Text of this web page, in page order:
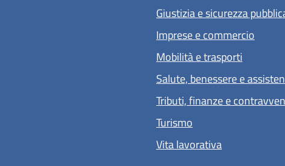
Giustizia e sicurezza
Imprese e commercio
Mobilità e trasporti
Salute, benessere e
Tributi, finanze e
Turismo
Vita lavorativa